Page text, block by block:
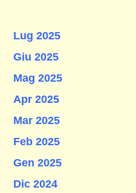
Lug 2025
Giu 2025
Mag 2025
Apr 2025
Mar 2025
Feb 2025
Gen 2025
Dic 2024